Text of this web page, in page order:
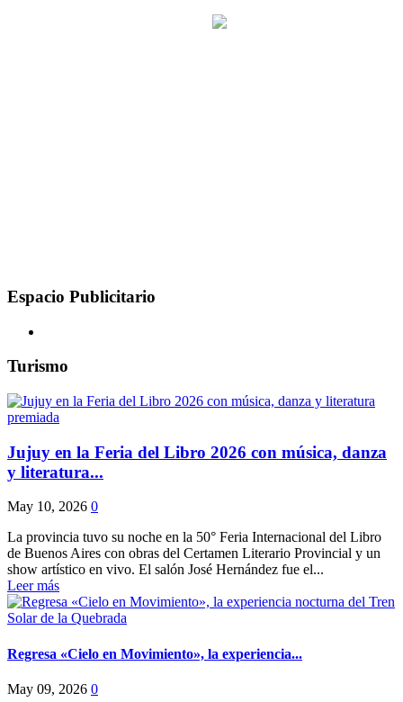
Espacio Publicitario
Turismo
Jujuy en la Feria del Libro 2026 con música, danza
y literatura...
May 10, 2026 0
La provincia tuvo su noche en la 50° Feria Internacional del Libro
de Buenos Aires con obras del Certamen Literario Provincial y un
show artístico en vivo. El salón José Hernández fue el...
Leer más
Regresa «Cielo en Movimiento», la experiencia...
May 09, 2026 0